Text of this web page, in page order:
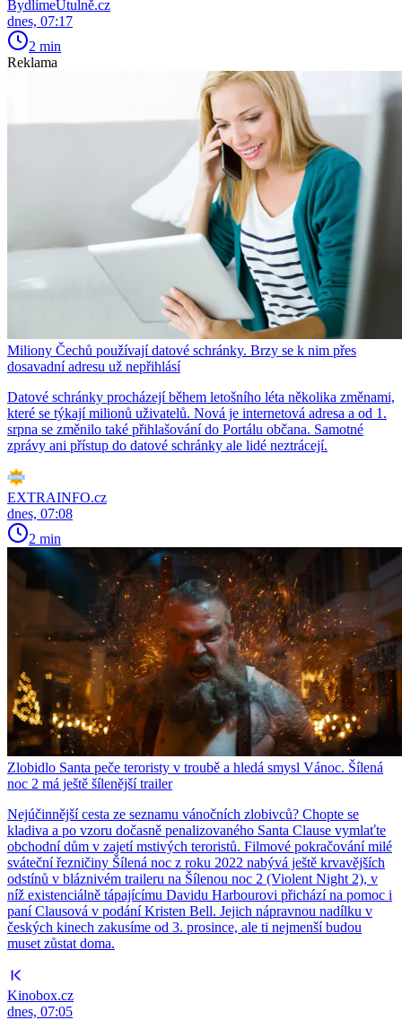
BydlímeÚtulně.cz
dnes, 07:17
2 min
Reklama
Miliony Čechů používají datové schránky. Brzy se k nim přes
dosavadní adresu už nepřihlásí
Datové schránky procházejí během letošního léta několika změnami,
které se týkají milionů uživatelů. Nová je internetová adresa a od 1.
srpna se změnilo také přihlašování do Portálu občana. Samotné
zprávy ani přístup do datové schránky ale lidé neztrácejí.
EXTRAINFO.cz
dnes, 07:08
2 min
Zlobidlo Santa peče teroristy v troubě a hledá smysl Vánoc. Šílená
noc 2 má ještě šílenější trailer
Nejúčinnější cesta ze seznamu vánočních zlobivců? Chopte se
kladiva a po vzoru dočasně penalizovaného Santa Clause vymlaťte
obchodní dům v zajetí mstivých teroristů. Filmové pokračování milé
sváteční řezničiny Šílená noc z roku 2022 nabývá ještě krvavějších
odstínů v bláznivém traileru na Šílenou noc 2 (Violent Night 2), v
níž existenciálně tápajícímu Davidu Harbourovi přichází na pomoc i
paní Clausová v podání Kristen Bell. Jejich nápravnou nadílku v
českých kinech zakusíme od 3. prosince, ale ti nejmenší budou
muset zůstat doma.
Kinobox.cz
dnes, 07:05